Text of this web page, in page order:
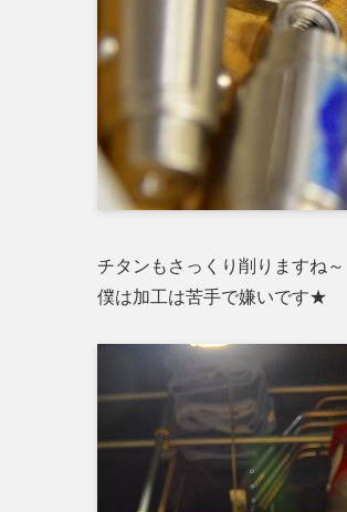
チタンもさっくり削りますね～
僕は加工は苦手で嫌いです★